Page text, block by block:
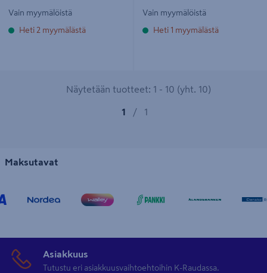
Vain myymälöistä
Heti 2 myymälästä
Vain myymälöistä
Heti 1 myymälästä
Näytetään tuotteet: 1 - 10 (yht. 10)
1 / 1
Maksutavat
Asiakkuus
Tutustu eri asiakkuusvaihtoehtoihin K-Raudassa.